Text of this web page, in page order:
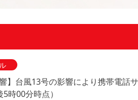
響】台風13号の影響により携帯電
時00分時点）